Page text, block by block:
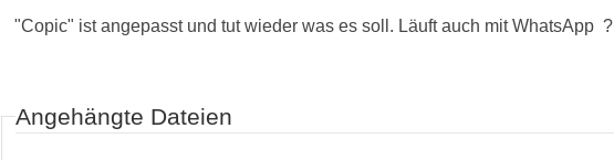
"Copic" ist angepasst und tut wieder was es soll. Läuft auch mit WhatsApp ?
Angehängte Dateien